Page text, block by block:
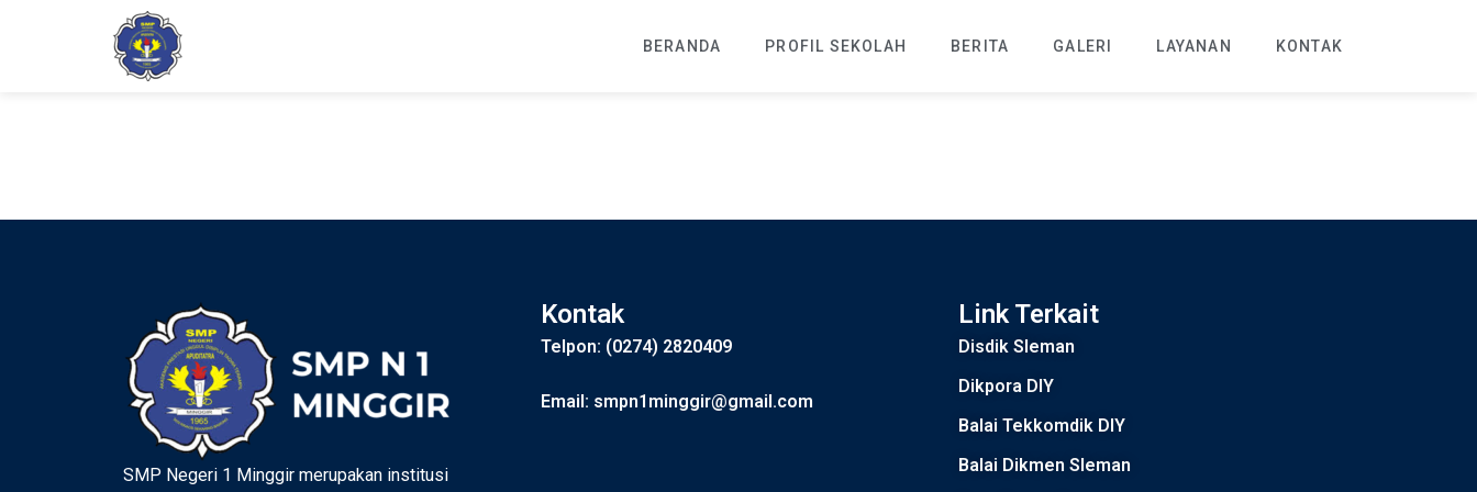
BERANDA PROFIL SEKOLAH BERITA GALERI LAYANAN KONTAK
Sukardi
SMP Negeri 1 Minggir merupakan institusi
Kontak
Telpon: (0274) 2820409
Email: smpn1minggir@gmail.com
Link Terkait
Disdik Sleman
Dikpora DIY
Balai Tekkomdik DIY
Balai Dikmen Sleman